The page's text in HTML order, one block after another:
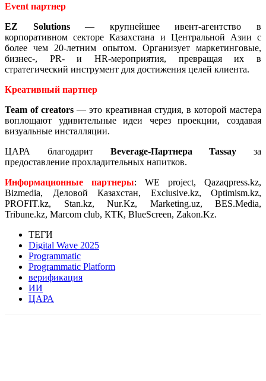
Event партнер
EZ
Solutions— крупнейшее ивент-агентство в
корпоративном секторе Казахстана и Центральной Азии с
более чем 20-летним опытом. Организует маркетинговые,
бизнес-, PR- и HR-мероприятия, превращая их в
стратегический инструмент для достижения целей клиента.
Креативный партнер
Team of creators — это креативная студия, в которой мастера
воплощают удивительные идеи через проекции, создавая
визуальные инсталляции.
ЦАРА благодарит Beverage-Партнера Tassay за
предоставление прохладительных напитков.
Информационные партнеры: WE project, Qazaqpress.kz,
Bizmedia, Деловой Казахстан, Exclusive.kz, Optimism.kz,
PROFIT.kz, Stan.kz, Nur.Kz, Marketing.uz, BES.Media,
Tribune.kz, Marcom club, КТК, BlueScreen, Zakon.Kz.
ТЕГИ
Digital Wave 2025
Programmatic
Programmatic Platform
верификация
ИИ
ЦАРА